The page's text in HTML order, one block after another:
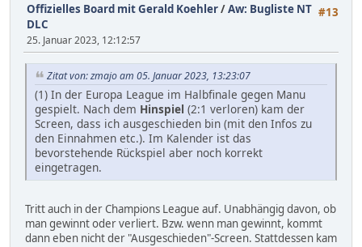
#13
Offizielles Board mit Gerald Koehler/Aw: Bugliste NT
DLC
25. Januar 2023, 12:12:57
Zitat von: zmajo am 05. Januar 2023, 13:23:07
(1) In der Europa League im Halbfinale gegen Manu
gespielt. Nach dem Hinspiel (2:1 verloren) kam der
Screen, dass ich ausgeschieden bin (mit den Infos zu
den Einnahmen etc.). Im Kalender ist das
bevorstehende Rückspiel aber noch korrekt
eingetragen.
Tritt auch in der Champions League auf. Unabhängig davon, ob
man gewinnt oder verliert. Bzw. wenn man gewinnt, kommt
dann eben nicht der "Ausgeschieden"-Screen. Stattdessen kam